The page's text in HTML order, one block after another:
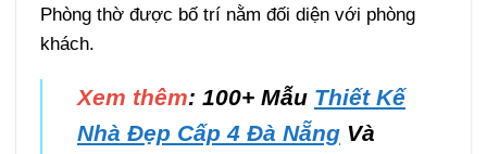
Phòng thờ được bố trí nằm đối diện với phòng
khách.
Xem thêm: 100+ Mẫu Thiết Kế
Nhà Đẹp Cấp 4 Đà NẵngVà